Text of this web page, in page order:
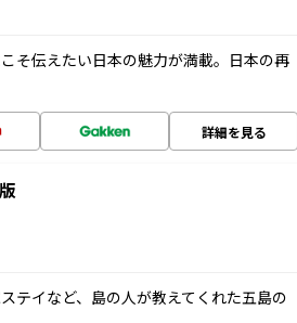
そ伝えたい日本の魅力が満載。日本の再
詳細を見る
テイなど、島の人が教えてくれた五島の